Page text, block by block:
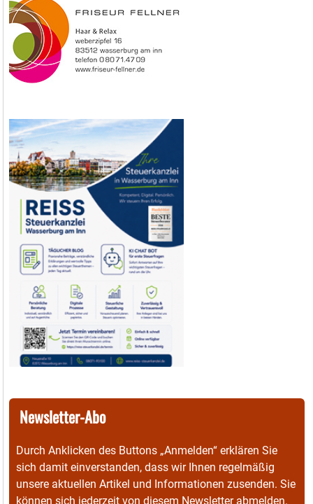
Newsletter-Abo
Durch Anklicken des Buttons „Anmelden“ erklären Sie
sich damit einverstanden, dass wir Ihnen regelmäßig
unsere aktuellen Artikel und Informationen zusenden. Sie
können sich jederzeit von diesem Newsletter abmelden.